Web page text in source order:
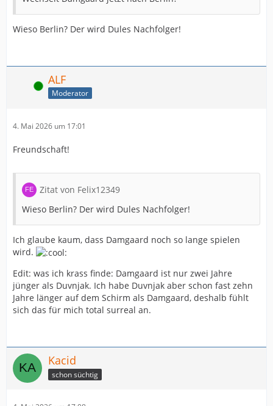
Wieso Berlin? Der wird Dules Nachfolger!
Online ALF
Moderator
4. Mai 2026 um 17:01
Freundschaft!
Zitat von Felix12349
Wieso Berlin? Der wird Dules Nachfolger!
Ich glaube kaum, dass Damgaard noch so lange spielen
wird.
Edit: was ich krass finde: Damgaard ist nur zwei Jahre
jünger als Duvnjak. Ich habe Duvnjak aber schon fast zehn
Jahre länger auf dem Schirm als Damgaard, deshalb fühlt
sich das für mich total surreal an.
Kacid
schon süchtig